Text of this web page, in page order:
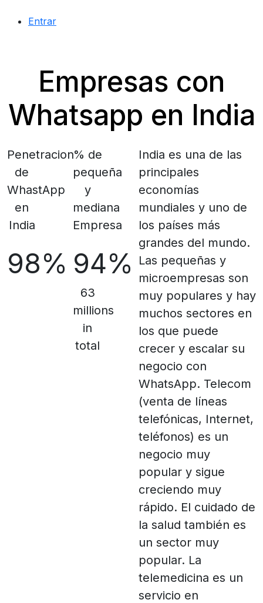
Entrar
Empresas con
Whatsapp en India
Penetracion
de
WhastApp
en
India
98%
% de
pequeña
y
mediana
Empresa
94%
63
millions
in
total
India es una de las
principales
economías
mundiales y uno de
los países más
grandes del mundo.
Las pequeñas y
microempresas son
muy populares y hay
muchos sectores en
los que puede
crecer y escalar su
negocio con
WhatsApp. Telecom
(venta de líneas
telefónicas, Internet,
teléfonos) es un
negocio muy
popular y sigue
creciendo muy
rápido. El cuidado de
la salud también es
un sector muy
popular. La
telemedicina es un
servicio en